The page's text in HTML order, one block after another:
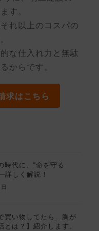
す。
れ以上のコスパの
な仕入れ力と無駄
からです。
求はこちら
時代に、“命を守る
詳しく解説！
買い物してたら…胸が
とは？】紹介します。